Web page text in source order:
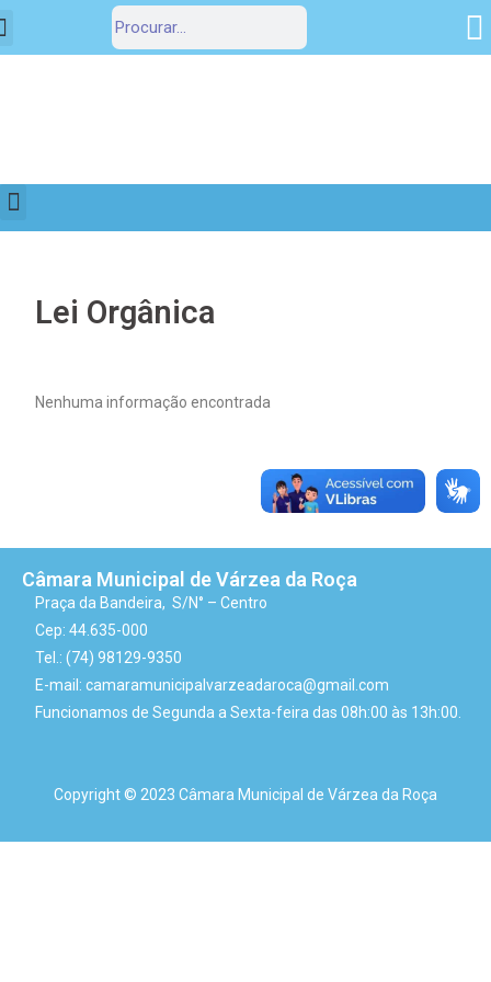
Lei Orgânica
Nenhuma informação encontrada
Câmara Municipal de Várzea da Roça
Praça da Bandeira, S/N° – Centro
Cep: 44.635-000
Tel.: (74) 98129-9350
E-mail: camaramunicipalvarzeadaroca@gmail.com
Funcionamos de Segunda a Sexta-feira das 08h:00 às 13h:00.
Copyright © 2023 Câmara Municipal de Várzea da Roça